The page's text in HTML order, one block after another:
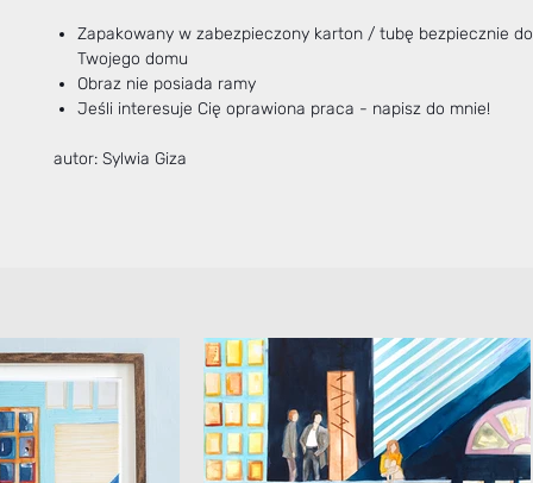
Zapakowany w zabezpieczony karton / tubę bezpiecznie
Twojego domu
Obraz nie posiada ramy
Jeśli interesuje Cię oprawiona praca - napisz do mnie!
autor: Sylwia Giza